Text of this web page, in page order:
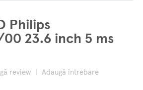
Philips
00 23.6 inch 5 ms
review Adaugă întrebare